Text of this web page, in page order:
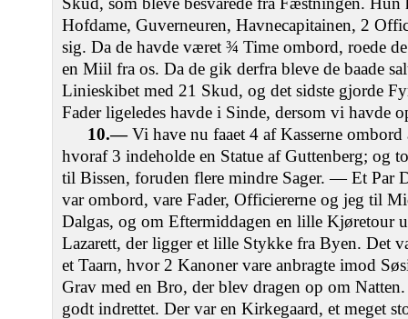
Hofdame, Guverneuren, Havnecapitainen, 2
sig. Da de havde været ¾ Time ombord, roede
en Miil fra os. Da de gik derfra bleve de baade
Linieskibet med 21 Skud, og det sidste gjorde
Fader ligeledes havde i Sinde, dersom vi havde
10.—Vi have nu faaet 4 af Kasserne
hvoraf 3 indeholde en Statue af Guttenberg; og
til Bissen, foruden flere mindre Sager. — Et Par
var ombord, vare Fader, Officiererne og jeg til
Dalgas, og om Eftermiddagen en lille Kjøretour
Lazarett, der ligger et lille Stykke fra Byen. Det
et Taarn, hvor 2 Kanoner vare anbragte imod
Grav med en Bro, der blev dragen op om
godt indrettet. Der var en Kirkegaard, et meget